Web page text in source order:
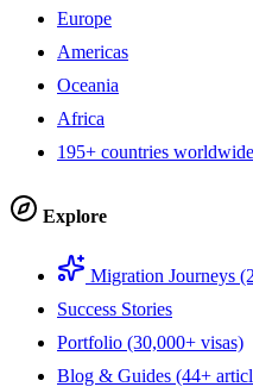
Europe
Americas
Oceania
Africa
195+ countries
Explore
Migration Journeys
Success Stories
Portfolio (30,000+ visas)
Blog & Guides (44+